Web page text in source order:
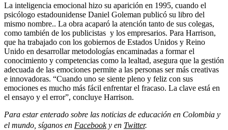
La inteligencia emocional hizo su aparición en 1995, cuando el
psicólogo estadounidense Daniel Goleman publicó su libro del
mismo nombre.. La obra acaparó la atención tanto de sus colegas,
como también de los publicistas y los empresarios. Para Harrison,
que ha trabajado con los gobiernos de Estados Unidos y Reino
Unido en desarrollar metodologías encaminadas a formar el
conocimiento y competencias como la lealtad, asegura que la gestión
adecuada de las emociones permite a las personas ser más creativas
e innovadoras. “Cuando uno se siente pleno y feliz con sus
emociones es mucho más fácil enfrentar el fracaso. La clave está en
el ensayo y el error”, concluye Harrison.
Para estar enterado sobre las noticias de educación en Colombia y
el mundo, síganos en Facebooky en Twitter.